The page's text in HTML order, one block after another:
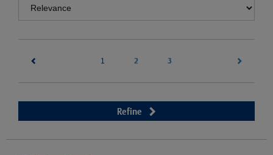
1 2 3
Refine